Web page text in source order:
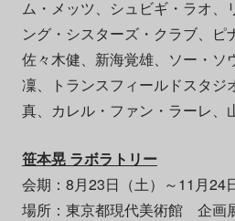
ム・メッツ、シュビギ・ラオ、
ング・シスターズ・クラブ、ピ
佐々木健、新海覚雄、ソー・ソ
凜、トランスフィールドスタジ
真、カレル・ファン・ラーレ、
笹本晃 ラボラトリー
会期：8月23日（土）～11月24
場所：東京都現代美術館 企画